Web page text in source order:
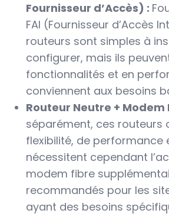
Fournisseur d’Accès) :
FAI (Fournisseur d’Accès
routeurs sont simples à
configurer, mais ils
fonctionnalités et en
conviennent aux besoins
Routeur Neutre + Modem
séparément, ces routeurs
flexibilité, de performance
nécessitent cependant
modem fibre
recommandés pour les
ayant des besoins